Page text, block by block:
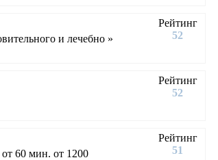
Рейтинг
52
и лечебно »
Рейтинг
52
Рейтинг
51
60 мин. от 1200